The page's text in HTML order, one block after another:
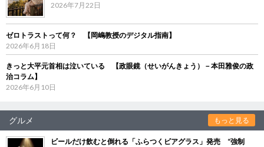
2026年7月22日
ゼロトラストって何？ 【岡嶋教授のデジタル指南】
2026年6月18日
きっと大平元首相は泣いている 【政眼鏡（せいがんきょう）－本田雅俊の政
治コラム】
2026年6月10日
グルメ もっと見る
ビールだけ飲むと倒れる「ふらつくビアグラス」発売 “強制